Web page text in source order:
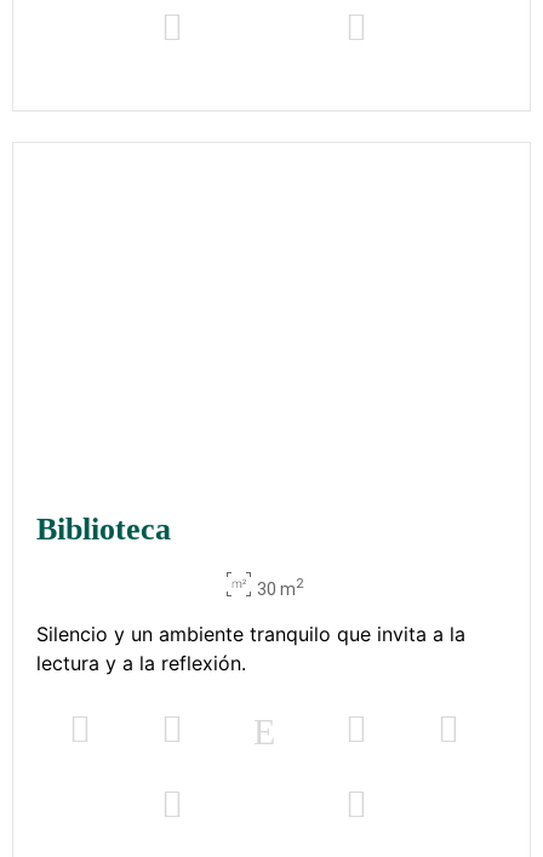
Biblioteca
30 m2
Silencio y un ambiente tranquilo que invita a la
lectura y a la reflexión.